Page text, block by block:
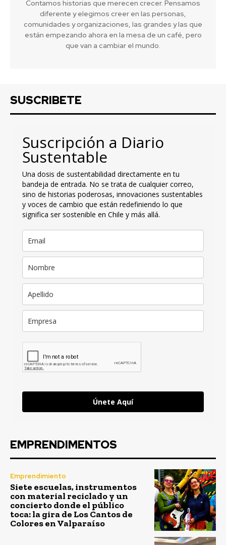
Contamos historias que merecen crecer. Pensamos
diferente y elegimos creer en las personas,
comunidades y organizaciones, las grandes y las que
están empezando ahora en la mesa de un café, pero
que van a cambiar el mundo.
SUSCRIBETE
Suscripción a Diario
Sustentable
Una dosis de sustentabilidad directamente en tu
bandeja de entrada. No se trata de cualquier correo,
sino de historias poderosas, innovaciones sustentables
y voces de cambio que están redefiniendo lo que
significa ser sostenible en Chile y más allá.
Únete Aquí
EMPRENDIMENTOS
Emprendimiento
Siete escuelas, instrumentos
con material reciclado y un
concierto donde el público
toca: la gira de Los Cantos de
Colores en Valparaíso